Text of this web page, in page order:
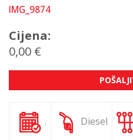
IMG_9874
Cijena:
0,00 €
. Diesel